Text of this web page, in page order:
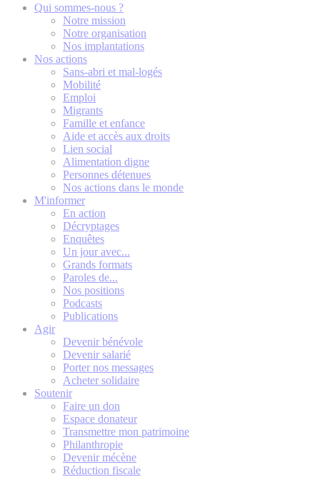
Qui sommes-nous ?
Notre mission
Notre organisation
Nos implantations
Nos actions
Sans-abri et mal-logés
Mobilité
Emploi
Migrants
Famille et enfance
Aide et accès aux droits
Lien social
Alimentation digne
Personnes détenues
Nos actions dans le monde
M'informer
En action
Décryptages
Enquêtes
Un jour avec...
Grands formats
Paroles de...
Nos positions
Podcasts
Publications
Agir
Devenir bénévole
Devenir salarié
Porter nos messages
Acheter solidaire
Soutenir
Faire un don
Espace donateur
Transmettre mon patrimoine
Philanthropie
Devenir mécène
Réduction fiscale